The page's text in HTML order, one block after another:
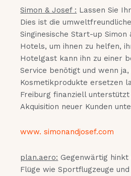
Simon & Josef : Lassen Sie
Dies ist die
Singinesische Start-up
Hotels, um ihnen zu helfen,
Hotelgast kann ihn zu einer
Service benötigt und wenn
Kosmetikprodukte ersetzen
Freiburg finanziell
Akquisition neuer Kunden
www. simonandjosef.com
plan.aero: Gegenwärtig
Flüge wie Sportflugzeuge